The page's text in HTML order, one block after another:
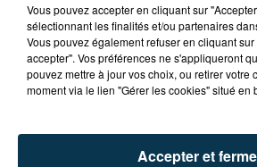
CYANOBACTÉRIES : LE
ARRÊTÉ POUR LES ACTIVITÉS
Vous pouvez accepter en cliquant sur
sélectionnant les finalités et/ou partenaires
Vous pouvez également refuser en cliquant
accepter". Vos préférences ne s'appliqueront
pouvez mettre à jour vos choix, ou retirer votre
moment via le lien "Gérer les cookies" situé en
Accepter et